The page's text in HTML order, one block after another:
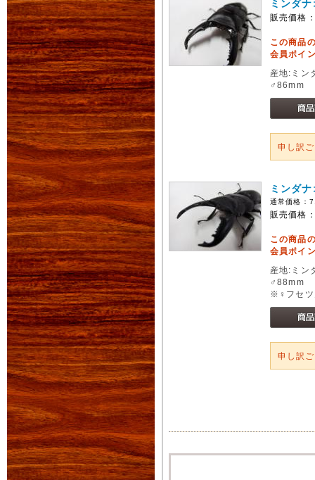
ミンダ
販売価格
この商品
会員ポイ
産地:ミン
♂86mm
申し訳
ミンダ
通常価格：
販売価格
この商品
会員ポイ
産地:ミン
♂88mm
※♀フセツ
申し訳